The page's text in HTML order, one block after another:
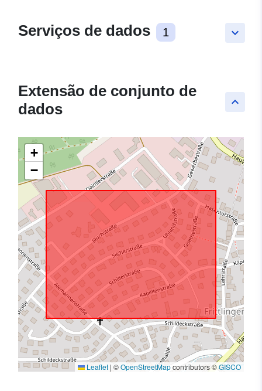
keyboard_arrow_down
Serviços de dados 1
keyboard_arrow_up
Extensão de conjunto de
dados
+
−
Leaflet | ©OpenStreetMapcontributors ©GISCO